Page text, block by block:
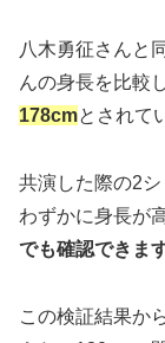
八木勇征さんと
んの身長を比較
178cmとされて
共演した際の2
わずかに身長が
でも確認できます
この検証結果か